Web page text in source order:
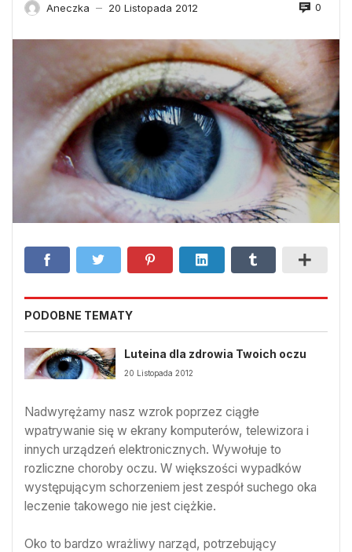
Aneczka — 20 Listopada 2012 0
PODOBNE TEMATY
Luteina dla zdrowia Twoich oczu
20 Listopada 2012
Nadwyrężamy nasz wzrok poprzez ciągłe
wpatrywanie się w ekrany komputerów, telewizora i
innych urządzeń elektronicznych. Wywołuje to
rozliczne choroby oczu. W większości wypadków
występującym schorzeniem jest zespół suchego oka
leczenie takowego nie jest ciężkie.
Oko to bardzo wrażliwy narząd, potrzebujący